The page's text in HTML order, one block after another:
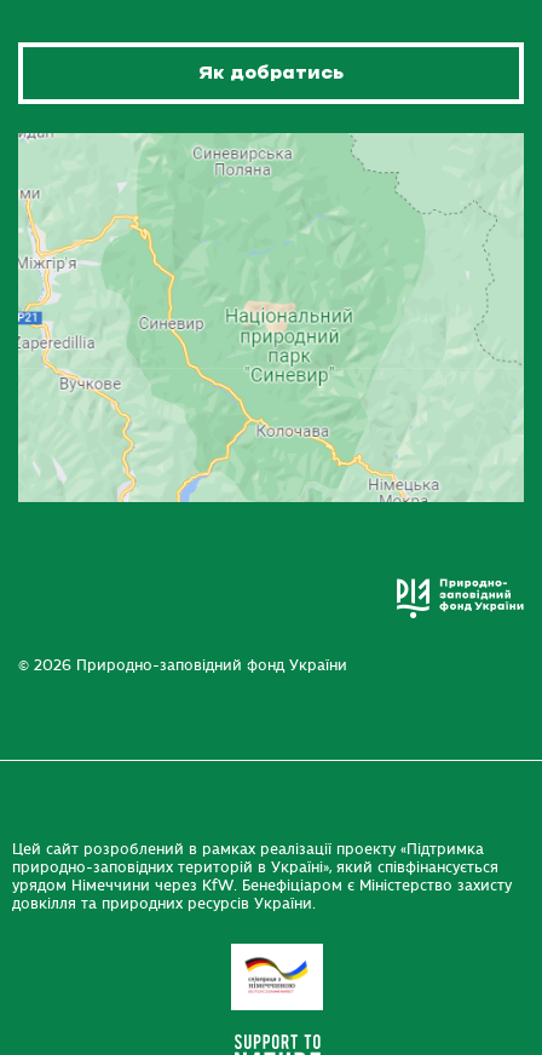
Як добратись
© 2026 Природно-заповідний фонд України
Цей сайт розроблений в рамках реалізації проекту «Підтримка
природно-заповідних територій в Україні», який співфінансується
урядом Німеччини через KfW. Бенефіціаром є Міністерство захисту
довкілля та природних ресурсів України.